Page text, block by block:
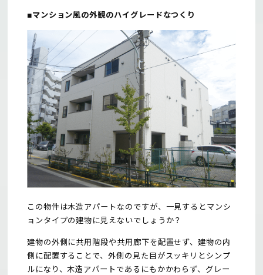
■マンション風の外観のハイグレードなつくり
この物件は木造アパートなのですが、一見するとマンシ
ョンタイプの建物に見えないでしょうか？
建物の外側に共用階段や共用廊下を配置せず、建物の内
側に配置することで、外側の見た目がスッキリとシンプ
ルになり、木造アパートであるにもかかわらず、グレー